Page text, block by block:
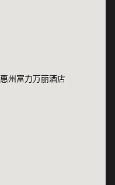
惠州富力万丽酒店
惠州富力万丽酒店